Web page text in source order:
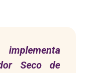
Seco de